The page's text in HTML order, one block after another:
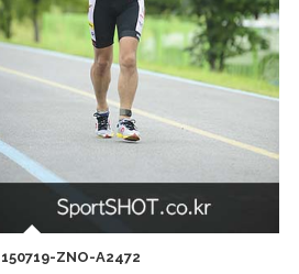
150719-ZNO-A2472